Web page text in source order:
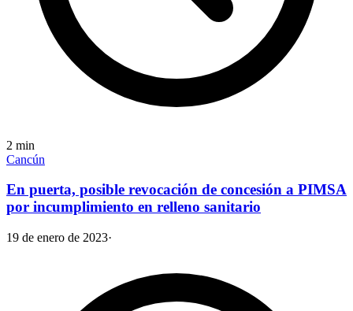
2 min
Cancún
En puerta, posible revocación de concesión a PIMSA
por incumplimiento en relleno sanitario
19 de enero de 2023·